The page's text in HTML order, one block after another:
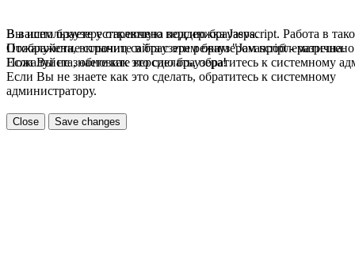
В вашем браузере отключена поддержка Jasvscript. Работа в
Пожалуйста, включите в браузере режим "Javascript -
Если Вы не знаете как это сделать, обратитесь к системному
Вы используете устаревшую версию браузера.
Отображение страниц сайта с этим браузером проблематична.
Пожалуйста, обновите версию браузера!
Если Вы не знаете как это сделать, обратитесь к системному
администратору.
Close Save changes